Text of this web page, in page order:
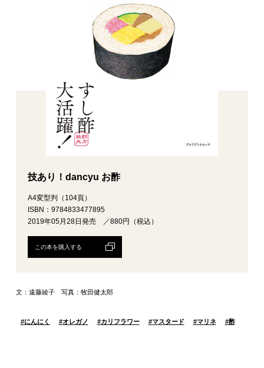
技あり！dancyu お酢
A4変型判（104頁）
ISBN：9784833477895
2019年05月28日発売 ／880円（税込）
この本を購入する
文：遠藤綾子 写真：牧田健太郎
#にんにく #オレガノ #カリフラワー #マスタード #マリネ #酢